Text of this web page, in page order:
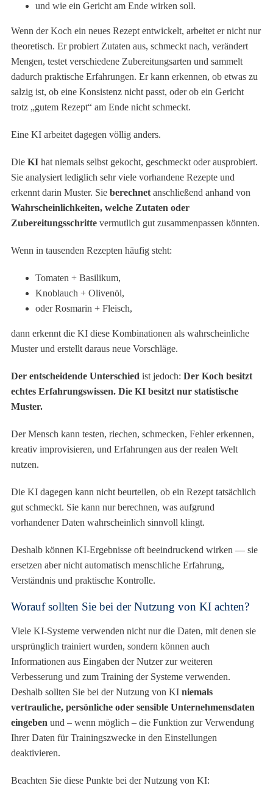
und wie ein Gericht am Ende wirken soll.
Wenn der Koch ein neues Rezept entwickelt, arbeitet er nicht nur
theoretisch. Er probiert Zutaten aus, schmeckt nach, verändert
Mengen, testet verschiedene Zubereitungsarten und sammelt
dadurch praktische Erfahrungen. Er kann erkennen, ob etwas zu
salzig ist, ob eine Konsistenz nicht passt, oder ob ein Gericht
trotz „gutem Rezept“ am Ende nicht schmeckt.
Eine KI arbeitet dagegen völlig anders.
Die KI hat niemals selbst gekocht, geschmeckt oder ausprobiert.
Sie analysiert lediglich sehr viele vorhandene Rezepte und
erkennt darin Muster. Sie berechnet anschließend anhand von
Wahrscheinlichkeiten, welche Zutaten oder
Zubereitungsschritte vermutlich gut zusammenpassen könnten.
Wenn in tausenden Rezepten häufig steht:
Tomaten + Basilikum,
Knoblauch + Olivenöl,
oder Rosmarin + Fleisch,
dann erkennt die KI diese Kombinationen als wahrscheinliche
Muster und erstellt daraus neue Vorschläge.
Der entscheidende Unterschied ist jedoch: Der Koch besitzt
echtes Erfahrungswissen. Die KI besitzt nur statistische
Muster.
Der Mensch kann testen, riechen, schmecken, Fehler erkennen,
kreativ improvisieren, und Erfahrungen aus der realen Welt
nutzen.
Die KI dagegen kann nicht beurteilen, ob ein Rezept tatsächlich
gut schmeckt. Sie kann nur berechnen, was aufgrund
vorhandener Daten wahrscheinlich sinnvoll klingt.
Deshalb können KI-Ergebnisse oft beeindruckend wirken — sie
ersetzen aber nicht automatisch menschliche Erfahrung,
Verständnis und praktische Kontrolle.
Worauf sollten Sie bei der Nutzung von KI achten?
Viele KI-Systeme verwenden nicht nur die Daten, mit denen sie
ursprünglich trainiert wurden, sondern können auch
Informationen aus Eingaben der Nutzer zur weiteren
Verbesserung und zum Training der Systeme verwenden.
Deshalb sollten Sie bei der Nutzung von KI niemals
vertrauliche, persönliche oder sensible Unternehmensdaten
eingeben und – wenn möglich – die Funktion zur Verwendung
Ihrer Daten für Trainingszwecke in den Einstellungen
deaktivieren.
Beachten Sie diese Punkte bei der Nutzung von KI: